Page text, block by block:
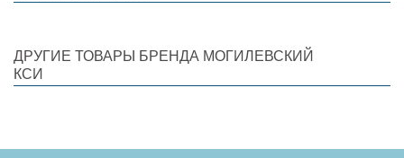
ДРУГИЕ ТОВАРЫ БРЕНДА МОГИЛЕВСКИЙ
КСИ